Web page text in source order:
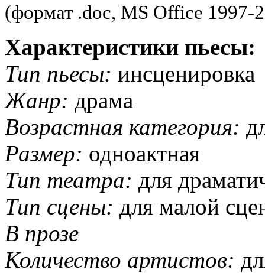
(формат .doc, MS Office 1997-
Характеристики пьесы:
Тип пьесы: инсценировка
Жанр: драма
Возрастная категория:
Размер: одноактная
Тип театра: для
Тип сцены: для малой
В прозе
Количество артистов: